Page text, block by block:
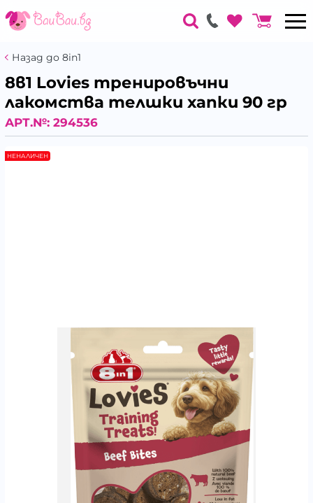
Назад до 8in1
8в1 Lovies тренировъчни
лакомства телшки хапки 90 гр
АРТ.№: 294536
НЕНАЛИЧЕН